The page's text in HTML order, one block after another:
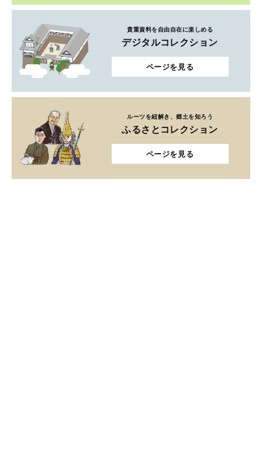
貴重資料を自由自在に楽しめる
デジタルコレクション
ページを見る
ルーツを紐解き、郷土を知ろう
ふるさとコレクション
ページを見る